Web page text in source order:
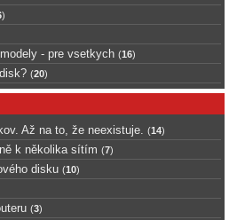
)
- pre vsetkych (16)
(20)
Až na to, že neexistuje. (14)
k několika sítím (7)
disku (10)
(3)